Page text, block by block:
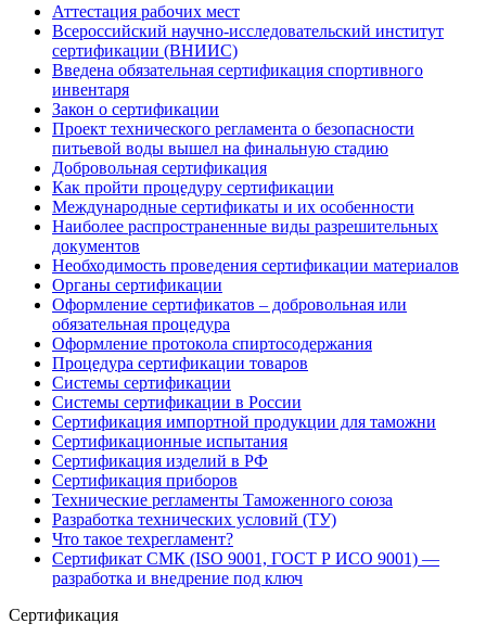
Аттестация рабочих мест
Всероссийский научно-исследовательский институт
сертификации (ВНИИС)
Введена обязательная сертификация спортивного
инвентаря
Закон о сертификации
Проект технического регламента о безопасности
питьевой воды вышел на финальную стадию
Добровольная сертификация
Как пройти процедуру сертификации
Международные сертификаты и их особенности
Наиболее распространенные виды разрешительных
документов
Необходимость проведения сертификации материалов
Органы сертификации
Оформление сертификатов – добровольная или
обязательная процедура
Оформление протокола спиртосодержания
Процедура сертификации товаров
Системы сертификации
Системы сертификации в России
Сертификация импортной продукции для таможни
Сертификационные испытания
Сертификация изделий в РФ
Сертификация приборов
Технические регламенты Таможенного союза
Разработка технических условий (ТУ)
Что такое техрегламент?
Сертификат СМК (ISO 9001, ГОСТ Р ИСО 9001) —
разработка и внедрение под ключ
Сертификация